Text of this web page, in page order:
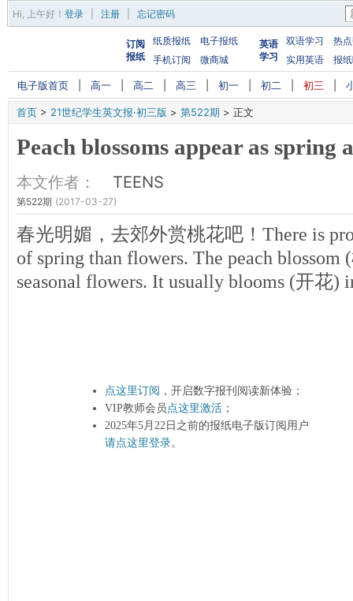
Hi, 上午好 ！ 登录 注册 忘记密码
订阅
报纸
纸质报纸
电子报纸
手机订阅
微商城
英语
学习
双语学习
热
实用英语
报
电子版首页 高一 高二 高三 初一 初二 初三
首页 > 21世纪学生英文报·初三版 > 第522期 > 正文
Peach blossoms appear as spring
本文作者： TEENS
第522期 (2017-03-27)
春光明媚，去郊外赏桃花吧！There is
of spring than flowers. The peach blossom
seasonal flowers. It usually blooms (开花)
点这里订阅 ，开启数字报刊阅读新体验；
VIP教师会员点这里激活 ；
2025年5月22日之前的报纸电子版订阅用户
请点这里登录。